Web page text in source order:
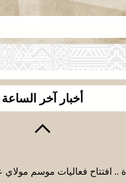
أخبار آخر الساعة
.. افتتاح فعاليات موسم مولاي